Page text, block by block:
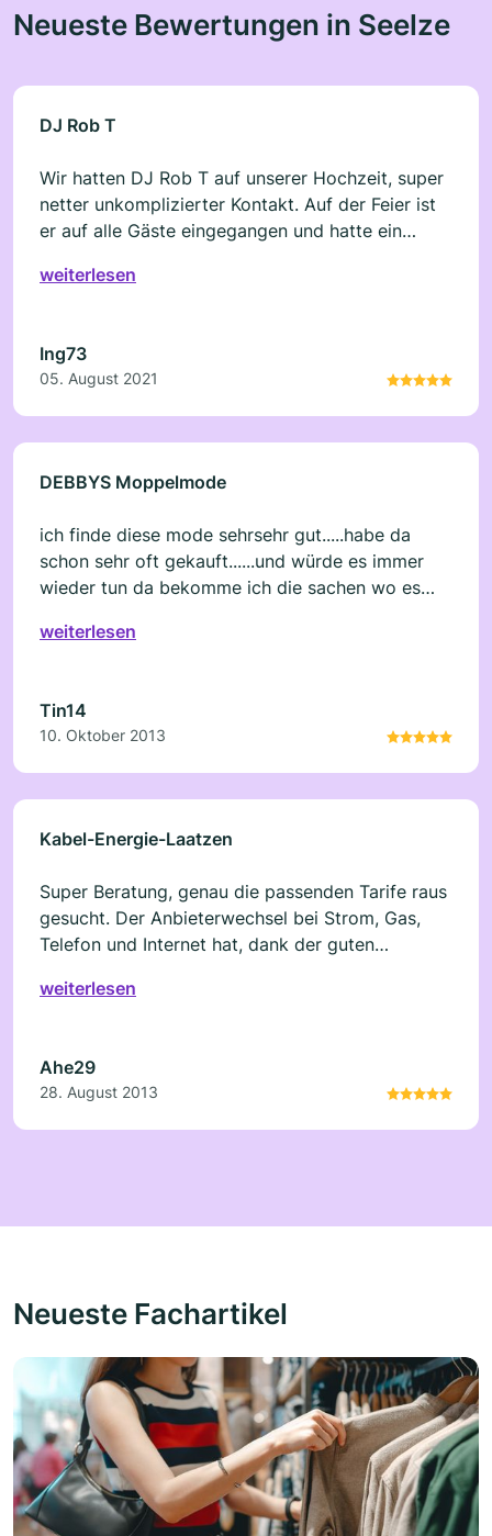
Neueste Bewertungen in Seelze
DJ Rob T
Wir hatten DJ Rob T auf unserer Hochzeit, super
netter unkomplizierter Kontakt. Auf der Feier ist
er auf alle Gäste eingegangen und hatte ein
immer was los auf der Tanzfläche:) auf jeden Fall
weiterlesen
Ing73
05. August 2021
DEBBYS Moppelmode
ich finde diese mode sehrsehr gut.....habe da
schon sehr oft gekauft......und würde es immer
wieder tun da bekomme ich die sachen wo es
zubekommen....und auch die sexy mode ist super
weiterlesen
Tin14
10. Oktober 2013
Kabel-Energie-Laatzen
Super Beratung, genau die passenden Tarife raus
gesucht. Der Anbieterwechsel bei Strom, Gas,
Telefon und Internet hat, dank der guten
geklappt. Nächstes Jahr sehen wir uns bestimmt
weiterlesen
Ahe29
28. August 2013
Neueste Fachartikel